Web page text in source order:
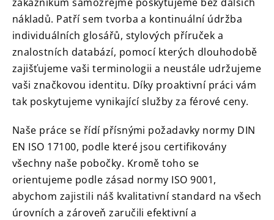
nákladů. Patří sem tvorba a kontinuální údržba
individuálních glosářů, stylových příruček a
znalostních databází, pomocí kterých dlouhodobě
zajišťujeme vaši terminologii a neustále udržujeme
vaši značkovou identitu. Díky proaktivní práci vám
tak poskytujeme vynikající služby za férové ceny.
Naše práce se řídí přísnými požadavky normy DIN
EN ISO 17100, podle které jsou certifikovány
všechny naše pobočky. Kromě toho se
orientujeme podle zásad normy ISO 9001,
abychom zajistili náš kvalitativní standard na všech
úrovních a zároveň zaručili efektivní a